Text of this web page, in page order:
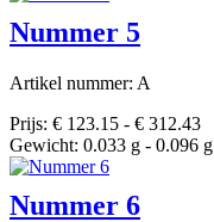
Nummer 5
Artikel nummer: A
Prijs: € 123.15 - € 312.43
Gewicht: 0.033 g - 0.096 g
Nummer 6